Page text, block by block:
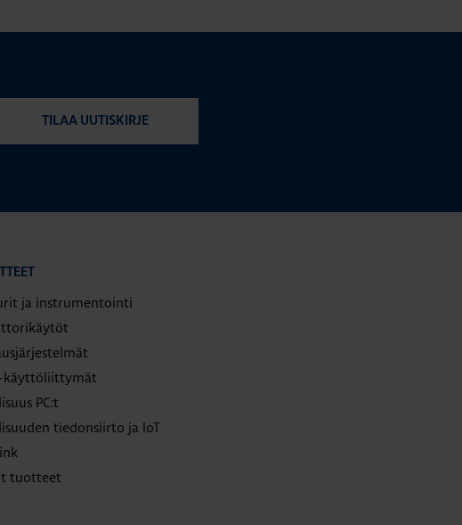
TILAA UUTISKIRJE
ja instrumentointi
käyttöliittymät
PC:t
tiedonsiirto ja IoT
tuotteet